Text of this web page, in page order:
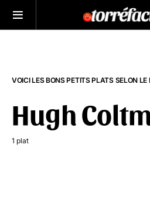
VOICI LES BONS PETITS PLATS SELON LE
Hugh
1 plat